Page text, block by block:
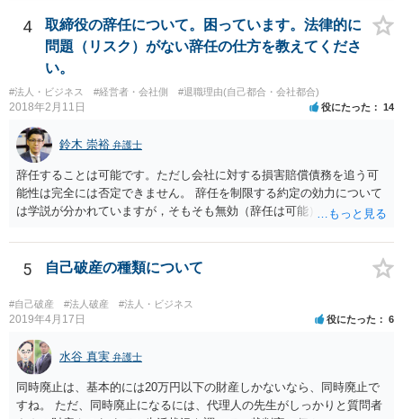
4
取締役の辞任について。困っています。法律的に
問題（リスク）がない辞任の仕方を教えてくださ
い。
#法人・ビジネス #経営者・会社側 #退職理由(自己都合・会社都合)
2018年2月11日 役にたった 14
鈴木 崇裕 弁護士
辞任することは可能です。ただし会社に対する損害賠償債務を追う可
能性は完全には否定できません。 辞任を制限する約定の効力について
は学説が分かれていますが，そもそも無効（辞任は可能）と考える説
る可能性があると考える説が有力です。 ただし，いずれの説をとった
場合でも，会社にとって「不利な時期」に辞任したときは，「やむを
得ない事由」がない限り，会社の損害を賠償しなければならなくなり
ます。 健康上の理由は「やむを得ない事由」の典型ですが，程度によ
って異なります。 子会社の代表取締役が辞任を認めてくれるのであれ
必要ありません。 なお，子会社の代表取締役には，取締役辞任の登記
をしてもらわなければなりません。 親会社が株主代表訴訟を提起する
ことは理論上可能ですが，あなたに対して追及できる責任は，あなた
自身が会社に対して追う責任（例えば任務懈怠責任）の範囲に留まり
5 自己破産の種類について
#自己破産 #法人破産 #法人・ビジネス
2019年4月17日 役にたった 6
水谷 真実 弁護士
同時廃止は、基本的には20万円以下の財産しかないなら、同時廃止で
すね。 ただ、同時廃止になるには、代理人の先生がしっかりと質問者